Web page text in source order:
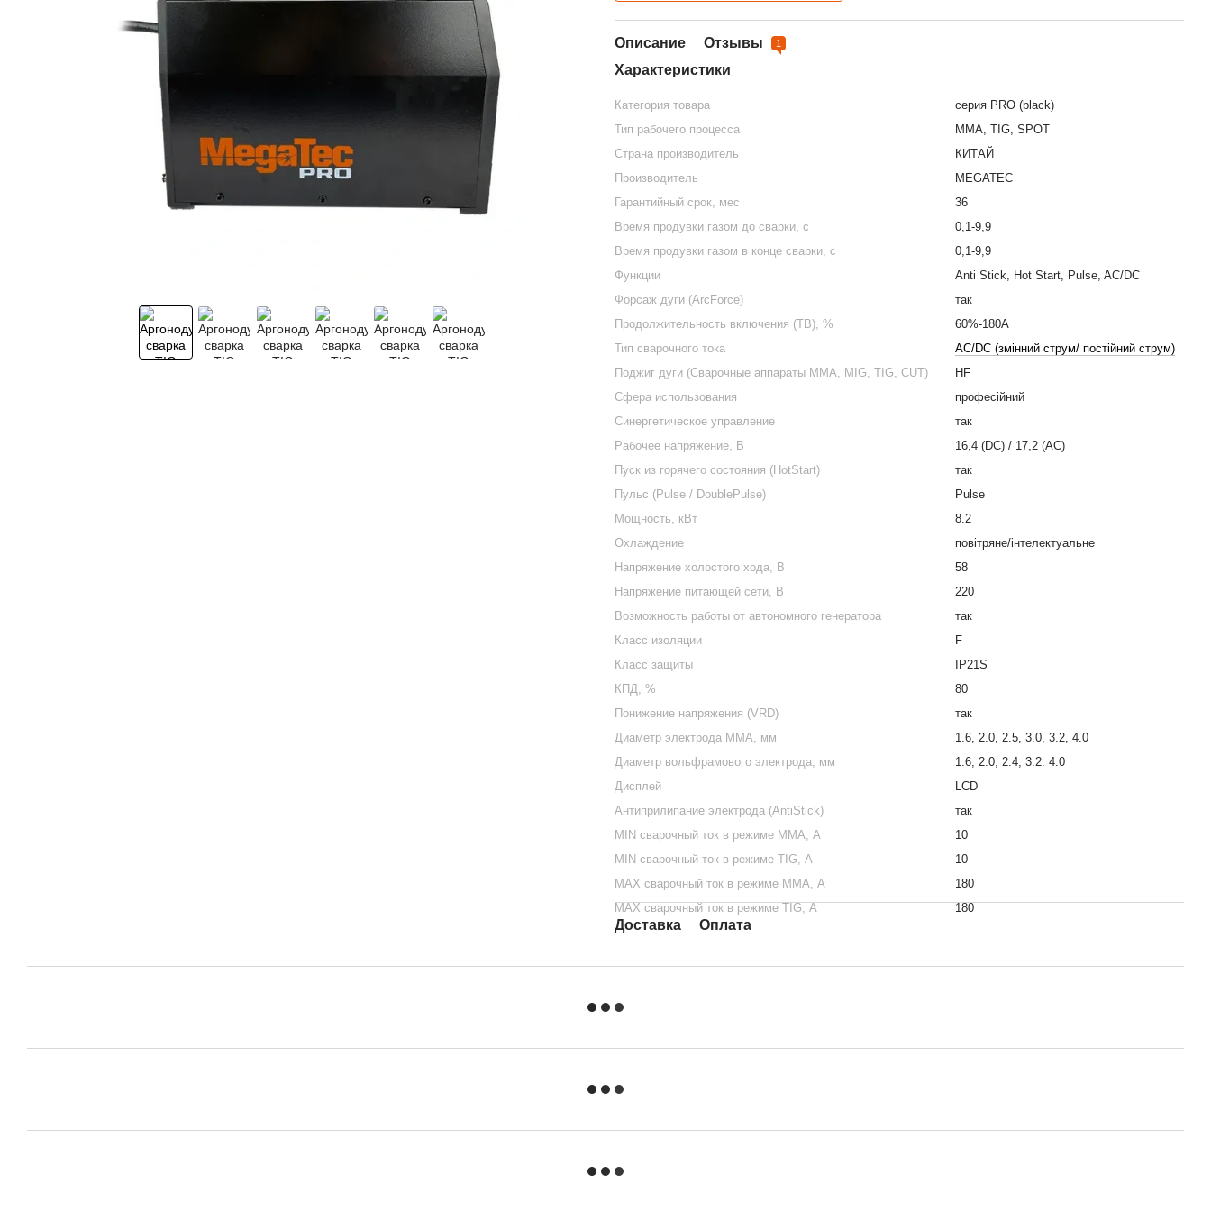
Описание Отзывы 1
Характеристики
Категория товара
серия PRO (black)
Тип рабочего процесса
MMA, TIG, SPOT
Страна производитель
КИТАЙ
Производитель
MEGATEC
Гарантийный срок, мес
36
Время продувки газом до сварки, с
0,1-9,9
Время продувки газом в конце сварки, с
0,1-9,9
Функции
Anti Stick, Hot Start, Pulse, AC/DC
Форсаж дуги (ArcForce)
так
Продолжительность включения (ТВ), %
60%-180А
Тип сварочного тока
AC/DC (змінний струм/ постійний струм)
Поджиг дуги (Сварочные аппараты ММА, MIG, TIG, CUT)
HF
Сфера использования
професійний
Синергетическое управление
так
Рабочее напряжение, В
16,4 (DC) / 17,2 (AC)
Пуск из горячего состояния (HotStart)
так
Пульс (Pulse / DoublePulse)
Pulse
Мощность, кВт
8.2
Охлаждение
повітряне/інтелектуальне
Напряжение холостого хода, В
58
Напряжение питающей сети, В
220
Возможность работы от автономного генератора
так
Класс изоляции
F
Класс защиты
IP21S
КПД, %
80
Понижение напряжения (VRD)
так
Диаметр электрода ММА, мм
1.6, 2.0, 2.5, 3.0, 3.2, 4.0
Диаметр вольфрамового электрода, мм
1.6, 2.0, 2.4, 3.2. 4.0
Дисплей
LCD
Антиприлипание электрода (AntiStick)
так
MIN сварочный ток в режиме ММА, А
10
MIN сварочный ток в режиме TIG, А
10
MAX сварочный ток в режиме ММА, А
180
MAX сварочный ток в режиме TIG, А
180
Доставка Оплата